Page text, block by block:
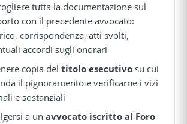
tutta la documentazione sul
con il precedente avvocato:
corrispondenza, atti svolti,
accordi sugli onorari
copia deltitolo esecutivo su cui
il pignoramento e verificarne i vizi
e sostanziali
a unavvocato iscritto al Foro